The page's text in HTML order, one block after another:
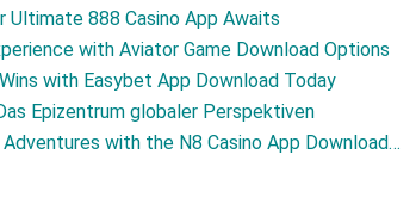
Ultimate 888 Casino App Awaits
with Aviator Game Download Options
with Easybet App Download Today
Epizentrum globaler Perspektiven
with the N8 Casino App Download…